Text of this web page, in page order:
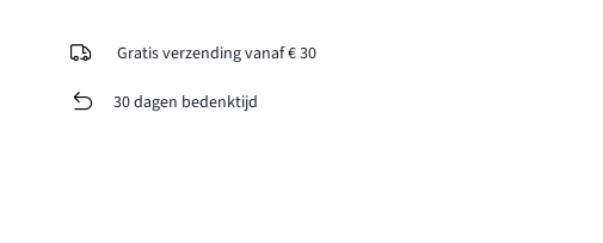
Gratis verzending vanaf € 30
30 dagen bedenktijd